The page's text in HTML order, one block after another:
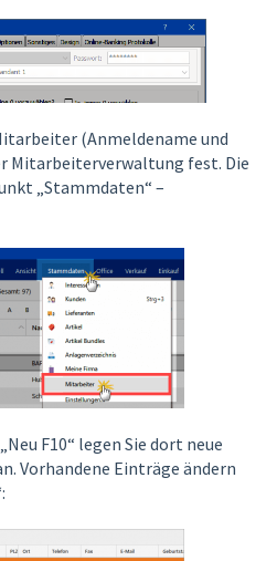
(Anmeldename und
Mitarbeiterverwaltung fest. Die
„Stammdaten“ –
F10“ legen Sie dort neue
Vorhandene Einträge ändern